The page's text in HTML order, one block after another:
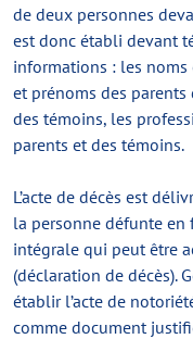
de deux personnes
est donc établi devant
informations : les noms
et prénoms des
des témoins, les
parents et des témoins.
L’acte de décès est
la personne défunte en
intégrale qui peut être
(déclaration de décès).
établir l’acte de
comme document